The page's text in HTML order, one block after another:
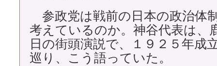
参政党は戦前の日本の政治体
考えているのか。神谷代表は、
日の街頭演説で、１９２５年成
巡り、こう語っていた。